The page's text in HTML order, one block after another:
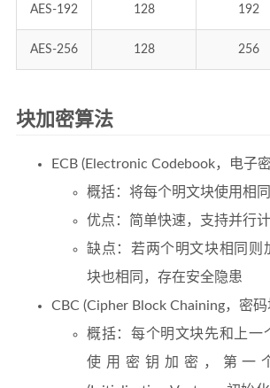
AES-192 128 192
AES-256 128 256
块加密算法
ECB (Electronic Codebook，电子
概括：将每个明文块使用相
优点：简单快速，支持并行
缺点：若两个明文块相同则
块也相同，存在安全隐患
CBC (Cipher Block Chaining，密码
概括：每个明文块先和上一
使用密钥加密，第一